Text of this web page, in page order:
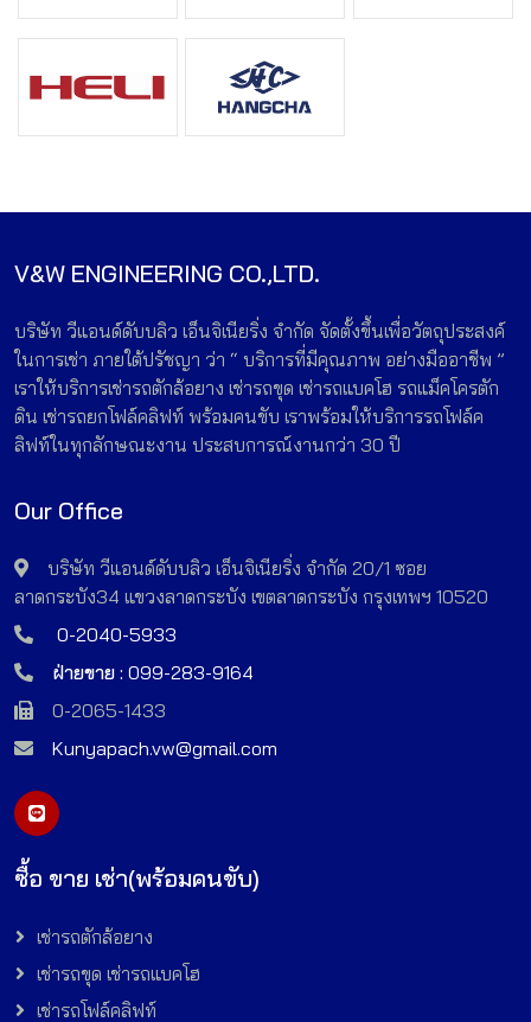
V&W ENGINEERING CO.,LTD.
บริษัท วีแอนด์ดับบลิว เอ็นจิเนียริ่ง จำกัด จัดตั้งขึ้นเพื่อวัตถุประสงค์
ในการเช่า ภายใต้ปรัชญา ว่า “ บริการที่มีคุณภาพ อย่างมืออาชีพ ”
เราให้บริการเช่ารถตักล้อยาง เช่ารถขุด เช่ารถแบคโฮ รถแม็คโครตัก
ดิน เช่ารถยกโฟล์คลิฟท์ พร้อมคนขับ เราพร้อมให้บริการรถโฟล์ค
ลิฟท์ในทุกลักษณะงาน ประสบการณ์งานกว่า 30 ปี
Our Office
บริษัท วีแอนด์ดับบลิว เอ็นจิเนียริ่ง จำกัด 20/1 ซอย
ลาดกระบัง34 แขวงลาดกระบัง เขตลาดกระบัง กรุงเทพฯ 10520
0-2040-5933
ฝ่ายขาย : 099-283-9164
0-2065-1433
Kunyapach.vw@gmail.com
ซื้อ ขาย เช่า(พร้อมคนขับ)
เช่ารถตักล้อยาง
เช่ารถขุด เช่ารถแบคโฮ
เช่ารถโฟล์คลิฟท์